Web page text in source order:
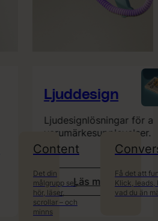
Content
Det din
målgrupp ser,
hör, läser,
scrollar – och
minns
Få det att
Klick, leads,
vad du än
Ljuddesign
Ljudesignlösningar för alla
varumärkesupplevelser.
Läs mer
:
Ljuddesign